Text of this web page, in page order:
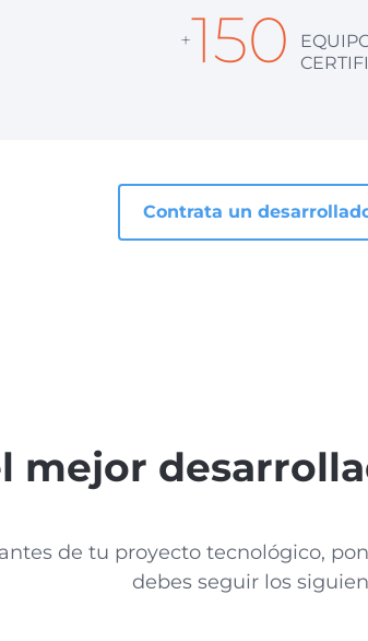
+150
Contrata un
mejor
de tu proyecto tecnológico,
debes seguir los